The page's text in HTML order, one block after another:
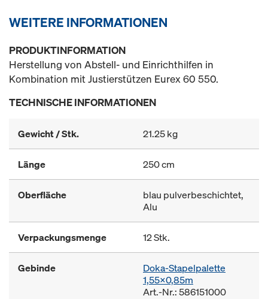
WEITERE INFORMATIONEN
PRODUKTINFORMATION
Herstellung von Abstell- und Einrichthilfen in
Kombination mit Justierstützen Eurex 60 550.
TECHNISCHE INFORMATIONEN
Gewicht / Stk. 21.25 kg
Länge 250 cm
Oberfläche
blau pulverbeschichtet,
Alu
Verpackungsmenge 12 Stk.
Gebinde
Doka-Stapelpalette
1,55x0,85m
Art.-Nr.: 586151000